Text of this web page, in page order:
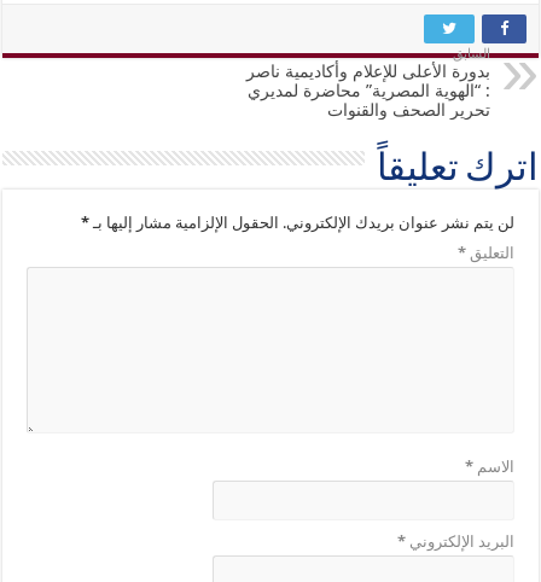
السابق
بدورة الأعلى للإعلام وأكاديمية ناصر
: “الهوية المصرية” محاضرة لمديري
تحرير الصحف والقنوات
اترك تعليقاً
لن يتم نشر عنوان بريدك الإلكتروني. الحقول الإلزامية مشار إليها بـ*
التعليق*
الاسم*
البريد الإلكتروني*